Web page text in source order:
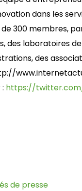
dans les
300 membres,
des laboratoires
des
https://
de presse